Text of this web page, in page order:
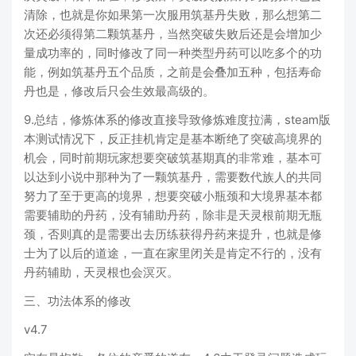
清除，也就是你如果第一次服用筑基丹失败，那么想第二
次还必须得第二颗筑基丹，当然突破失败后还是会增加少
量成功率的，同时修改了同一种类型丹药可以吃多个的功
能，例如筑基丹五个品质，之前是会叠加五种，包括寿命
丹也是，修改后只会生效最高级的。
9.总结，修炼体系的修改直接导致修炼难度拉满，steam版
本测试情况下，反正挂机肯定是基本断绝了突破高境界的
机会，同时前期玩家想要突破筑基期真的非常难，基本可
以达到小说中那种为了一颗筑基丹，需要数代族人的共同
努力了至于更高的境界，想要突破小瓶颈和大境界基本都
需要辅助的丹药，没有辅助丹药，除非是天灵根前期无瓶
颈，否则真的是需要出去历练获得丹药来提升，也就是修
士为了以后的道途，一直在家里闭关是肯定不行的，没有
丹药辅助，天灵根也会溟灭。
三、功法体系的修改
v4.7